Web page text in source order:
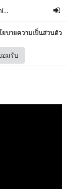
ยบายความเป็นส่วนตัว
อมรับ
นะ